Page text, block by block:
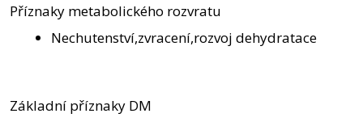
Příznaky metabolického rozvratu
Nechutenství,zvracení,rozvoj dehydratace
Základní příznaky DM